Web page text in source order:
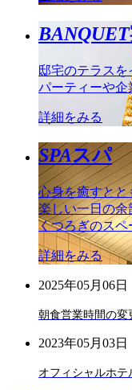
BANQUET
邸宅のテラス
パーティーや企
詳細をみる
SPAスパ
心身を癒すとと
楽しい一日の余
くつろぎのスペ
詳細をみる
2025年05月06日
朝食営業時間の変
2023年05月03日
オフィシャルホ